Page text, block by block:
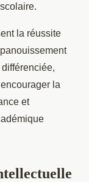
la réussite
différenciée,
la
et